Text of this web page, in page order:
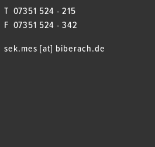
T 07351 524 - 215
F 07351 524 - 342
sek.mes [at] biberach.de